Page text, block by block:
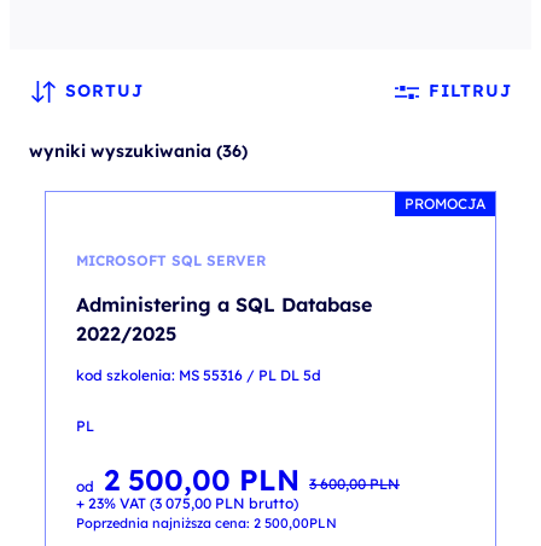
SORTUJ FILTRUJ
wyniki wyszukiwania (36)
PROMOCJA
MICROSOFT SQL SERVER
Administering a SQL Database
2022/2025
kod szkolenia: MS 55316 / PL DL 5d
PL
od 3 600,00PLN
Pierwotna
cena
wynosiła:
3 600,00 PLN.
2 500,00 PLN
Aktualna
cena
wynosi:
2 500,00 PLN.
+ 23% VAT (3 075,00 PLN brutto)
Poprzednia najniższa cena: 2 500,00PLN